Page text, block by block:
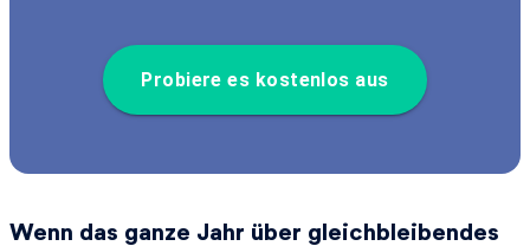
Probiere es kostenlos aus
Wenn das ganze Jahr über gleichbleibendes